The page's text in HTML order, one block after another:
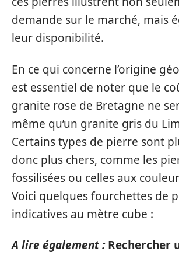
demande sur le marché, mais
leur disponibilité.
En ce qui concerne l’origine
est essentiel de noter que le
granite rose de Bretagne ne
même qu’un granite gris du
Certains types de pierre sont
donc plus chers, comme les
fossilisées ou celles aux
Voici quelques fourchettes de
indicatives au mètre cube :
A lire également : Rechercher